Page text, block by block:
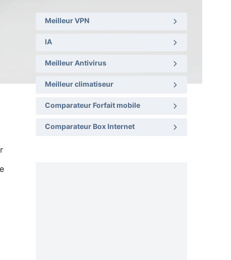
Meilleur VPN
IA
Meilleur Antivirus
Meilleur climatiseur
Comparateur Forfait mobile
Comparateur Box Internet